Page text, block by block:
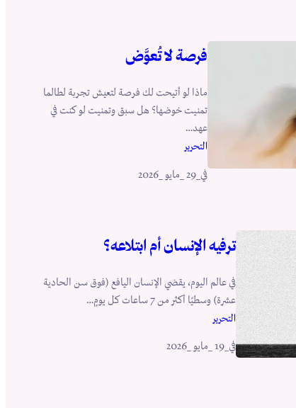
فرصة لا تُعوَّض
ماذا لو أتيحت لك فرصة لتعيش تجربة لطالما
تمنيت خوضها؟ هل سبق وتمنيت لو كنت في
عهد…
التحرير
في _29 _مايو _2026
ترفيه الإنسان أم ابتلاعه؟
في عالم اليوم، يقضي الإنسان اليافع (فوق سن الحادية
عشرة) وسطيًا أكثر من 7 ساعات كل يومٍ…
التحرير
في _19 _مايو _2026